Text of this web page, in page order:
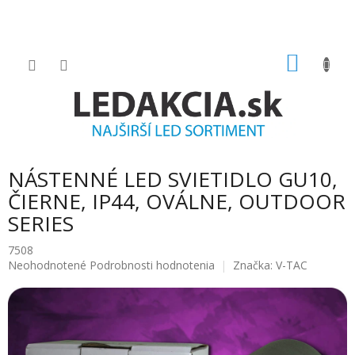
NÁSTENNÉ LED SVIETIDLO GU10,
ČIERNE, IP44, OVÁLNE, OUTDOOR
SERIES
7508
Priemerné
produktu
Neohodnotené Podrobnosti hodnotenia Značka: V-TAC